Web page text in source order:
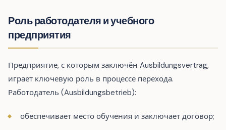
Роль работодателя и учебного
предприятия
Предприятие, с которым заключён Ausbildungsvertrag,
играет ключевую роль в процессе перехода.
Работодатель (Ausbildungsbetrieb):
обеспечивает место обучения и заключает договор;